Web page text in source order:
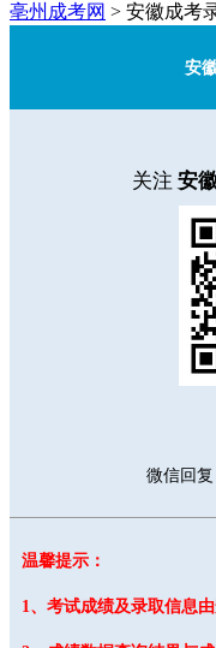
亳州成考网 > 安徽成考
安
关注 安
微信回复
温馨提示：
1、考试成绩及录取信息